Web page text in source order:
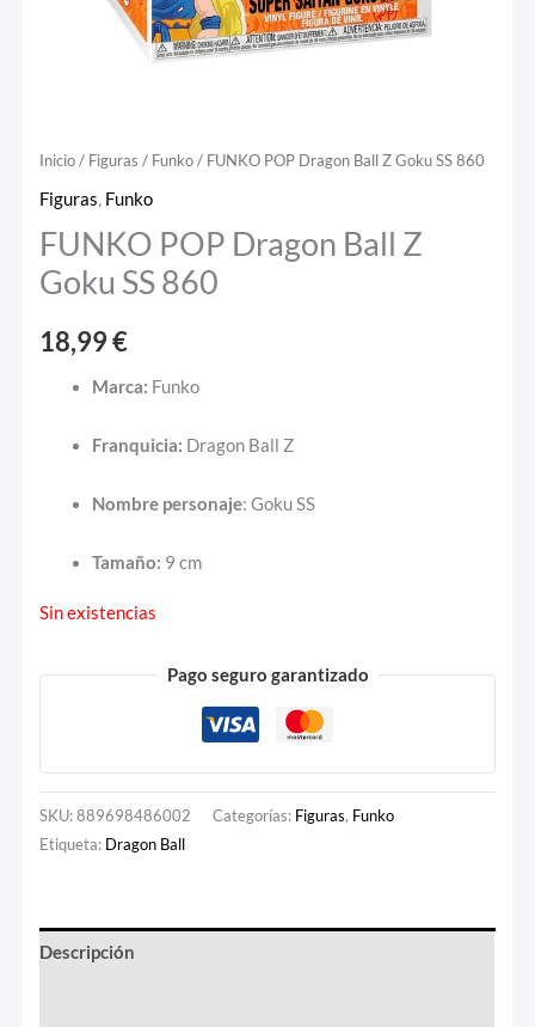
Inicio/ Figuras / Funko/ FUNKO POP Dragon Ball Z Goku SS 860
Figuras, Funko
FUNKO POP Dragon Ball Z
Goku SS 860
18,99€
Marca: Funko
Franquicia: Dragon Ball Z
Nombre personaje: Goku SS
Tamaño: 9 cm
Sin existencias
Pago seguro garantizado
SKU:889698486002 Categorías: Figuras, Funko
Etiqueta: Dragon Ball
Descripción